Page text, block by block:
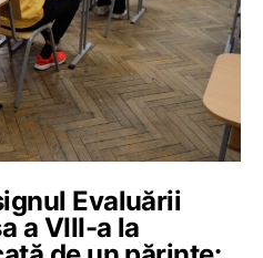
Evaluării
a VIII-a la